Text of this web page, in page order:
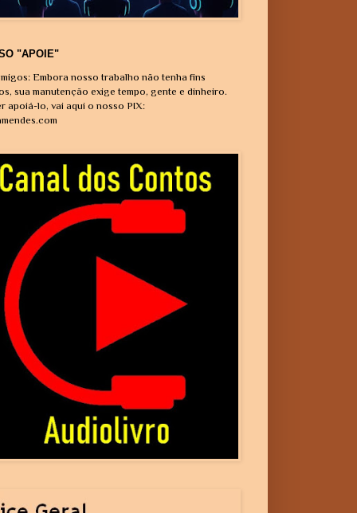
"APOIE"
Embora nosso trabalho não tenha fins
sua manutenção exige tempo, gente e dinheiro.
apoiá-lo, vai aqui o nosso PIX: